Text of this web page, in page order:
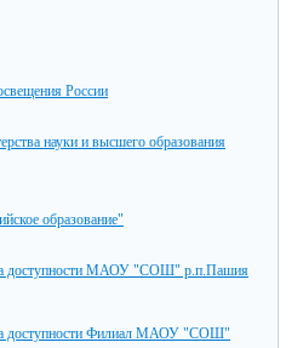
России
науки и высшего образования
образование"
доступности МАОУ "СОШ" р.п.Пашия
доступности Филиал МАОУ "СОШ"